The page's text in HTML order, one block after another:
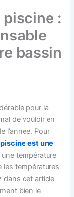
piscine :
bassin
pour la
de vouloir en
l’année. Pour
piscine est une
température
les températures
dans cet article
bien le